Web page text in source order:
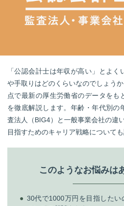
転職お
非公開
転
業
求
「公認会計士は年収が高い」とよ
や手取りはどのくらいなのでしょう
点で最新の厚生労働省のデータをも
を徹底解説します。年齢・年代別の
査法人（BIG4）と一般事業会社の違
目指すためのキャリア戦略について
このようなお悩みは
30代で1000万円を目指したい